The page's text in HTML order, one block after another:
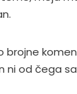
brojne
ni od čega